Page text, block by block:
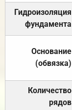
Гидроизоляция
фундамента
Основание
(обвязка)
Количество
рядов